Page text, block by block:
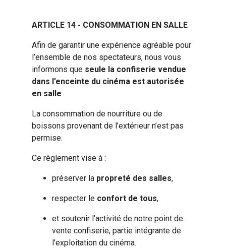
ARTICLE 14 - CONSOMMATION EN SALLE
Afin de garantir une expérience agréable pour
l’ensemble de nos spectateurs, nous vous
informons que seule la confiserie vendue
dans l’enceinte du cinéma est autorisée
en salle.
La consommation de nourriture ou de
boissons provenant de l’extérieur n’est pas
permise.
Ce règlement vise à :
préserver la propreté des salles,
respecter le confort de tous,
et soutenir l’activité de notre point de
vente confiserie, partie intégrante de
l’exploitation du cinéma.